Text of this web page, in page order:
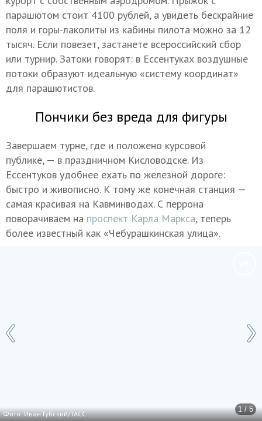
парашютом стоит 4100 рублей, а увидеть бескрайние
поля и горы-лаколиты из кабины пилота можно за 12
тысяч. Если повезет, застанете всероссийский сбор
или турнир. Затоки говорят: в Ессентуках воздушные
потоки образуют идеальную «систему координат»
для парашютистов.
Пончики без вреда для фигуры
Завершаем турне, где и положено курсовой
публике, — в праздничном Кисловодске. Из
Ессентуков удобнее ехать по железной дороге:
быстро и живописно. К тому же конечная станция —
самая красивая на Кавминводах. С перрона
поворачиваем на проспект Карла Маркса, теперь
более известный как «Чебурашкинская улица».
1 / 5
Фото: Иван Губский/ТАСС